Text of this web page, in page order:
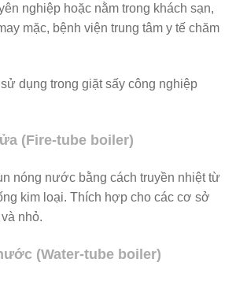
nghiệp hoặc nằm trong khách sạn,
mặc, bệnh viện trung tâm y tế chăm
dụng trong giặt sấy công nghiệp
(Fire-tube boiler)
nóng nước bằng cách truyền nhiệt từ
kim loại. Thích hợp cho các cơ sở
nhỏ.
(Water-tube boiler)